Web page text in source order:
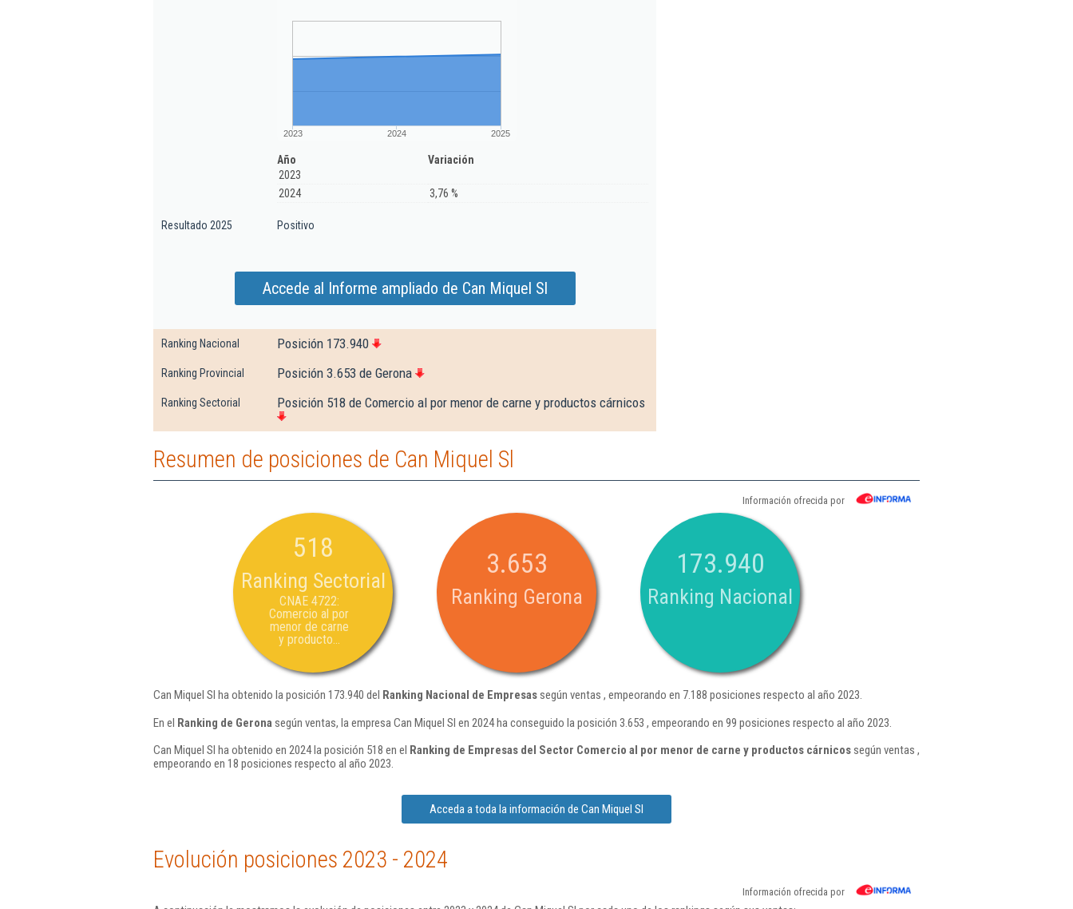
2023 2024 2025
Año
Variación
2023
2024
3,76 %
Resultado 2025 Positivo
Accede al Informe ampliado de Can Miquel Sl
Ranking Nacional Posición 173.940
Ranking Provincial Posición 3.653 de Gerona
Ranking Sectorial Posición 518 de Comercio al por menor de carne y productos cárnicos
Resumen de posiciones de Can Miquel Sl
Información ofrecida por
518
Ranking Sectorial
CNAE 4722:
Comercio al por
menor de carne
y producto...
3.653
Ranking Gerona
173.940
Ranking Nacional
Can Miquel Sl ha obtenido la posición 173.940 del Ranking Nacional de Empresassegún ventas , empeorando en 7.188 posiciones respecto al año 2023.
En el Ranking de Gerona según ventas, la empresa Can Miquel Sl en 2024 ha conseguido la posición 3.653 , empeorando en 99 posiciones respecto al año 2023.
Can Miquel Sl ha obtenido en 2024 la posición 518 en el Ranking de Empresas del Sector Comercio al por menor de carne y productos cárnicossegún ventas ,
empeorando en 18 posiciones respecto al año 2023.
Acceda a toda la información de Can Miquel Sl
Evolución posiciones 2023 - 2024
Información ofrecida por